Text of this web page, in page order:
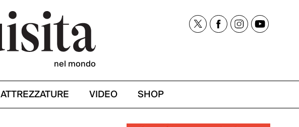
nel mondo
ATTREZZATURE VIDEO SHOP